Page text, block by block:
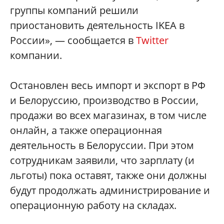
группы компаний решили
приостановить деятельность IKEA в
России», — сообщается вTwitter
компании.
Остановлен весь импорт и экспорт в РФ
и Белоруссию, производство в России,
продажи во всех магазинах, в том числе
онлайн, а также операционная
деятельность в Белоруссии. При этом
сотрудникам заявили, что зарплату (и
льготы) пока оставят, также они должны
будут продолжать администрирование и
операционную работу на складах.